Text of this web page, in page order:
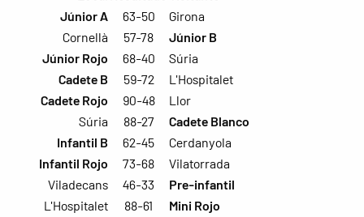
Júnior A
63-50
Girona
Cornellà
57-78
Júnior B
Júnior Rojo
68-40
Súria
Cadete B
59-72
L'Hospitalet
Cadete Rojo
90-48
Llor
Súria
88-27
Cadete Blanco
Infantil B
62-45
Cerdanyola
Infantil Rojo
73-68
Vilatorrada
Viladecans
46-33
Pre-infantil
L'Hospitalet
88-61
Mini Rojo